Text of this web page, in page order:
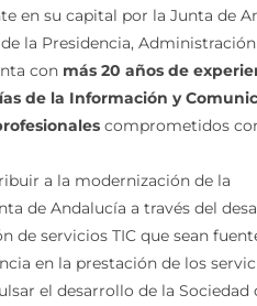
en su capital por la Junta de
la Presidencia,
con más 20 años de
de la Información y
comprometidos
a la modernización de la
de Andalucía a través del
de servicios TIC que sean
en la prestación de los
el desarrollo de la Sociedad